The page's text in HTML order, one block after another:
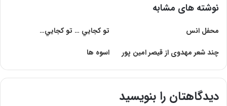
نوشته های مشابه
محفل انس
تو کجايي … تو کجايي…
چند شعر مهدوی از قیصر امین پور
اسوه ها
دیدگاهتان را بنویسید